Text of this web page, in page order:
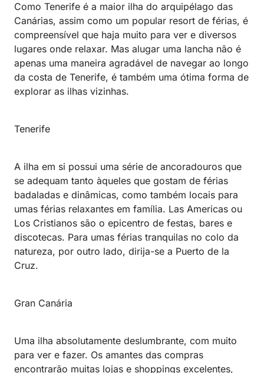
Como Tenerife é a maior ilha do arquipélago das
Canárias, assim como um popular resort de férias, é
compreensível que haja muito para ver e diversos
lugares onde relaxar. Mas alugar uma lancha não é
apenas uma maneira agradável de navegar ao longo
da costa de Tenerife, é também uma ótima forma de
explorar as ilhas vizinhas.
Tenerife
A ilha em si possui uma série de ancoradouros que
se adequam tanto àqueles que gostam de férias
badaladas e dinâmicas, como também locais para
umas férias relaxantes em família. Las Americas ou
Los Cristianos são o epicentro de festas, bares e
discotecas. Para umas férias tranquilas no colo da
natureza, por outro lado, dirija-se a Puerto de la
Cruz.
Gran Canária
Uma ilha absolutamente deslumbrante, com muito
para ver e fazer. Os amantes das compras
encontrarão muitas lojas e shoppings excelentes,